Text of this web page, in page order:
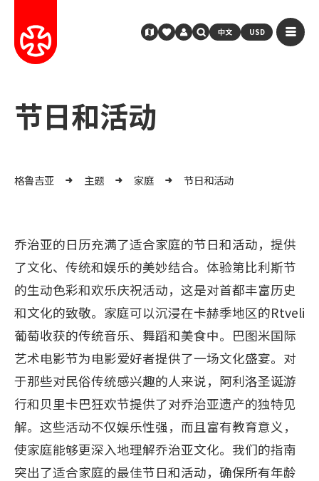
中文 USD
节日和活动
格鲁吉亚 主题 家庭 节日和活动
乔治亚的日历充满了适合家庭的节日和活动，提供
了文化、传统和娱乐的美妙结合。体验第比利斯节
的生动色彩和欢乐庆祝活动，这是对首都丰富历史
和文化的致敬。家庭可以沉浸在卡赫季地区的Rtveli
葡萄收获的传统音乐、舞蹈和美食中。巴图米国际
艺术电影节为电影爱好者提供了一场文化盛宴。对
于那些对民俗传统感兴趣的人来说，阿利洛圣诞游
行和贝里卡巴狂欢节提供了对乔治亚遗产的独特见
解。这些活动不仅娱乐性强，而且富有教育意义，
使家庭能够更深入地理解乔治亚文化。我们的指南
突出了适合家庭的最佳节日和活动，确保所有年龄